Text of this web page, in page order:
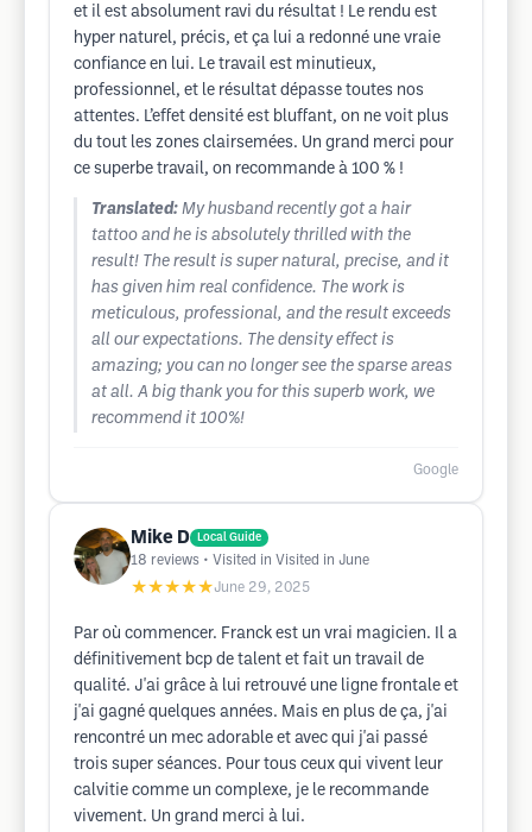
et il est absolument ravi du résultat ! Le rendu est
hyper naturel, précis, et ça lui a redonné une vraie
confiance en lui. Le travail est minutieux,
professionnel, et le résultat dépasse toutes nos
attentes. L’effet densité est bluffant, on ne voit plus
du tout les zones clairsemées. Un grand merci pour
ce superbe travail, on recommande à 100 % !
Translated: My husband recently got a hair
tattoo and he is absolutely thrilled with the
result! The result is super natural, precise, and it
has given him real confidence. The work is
meticulous, professional, and the result exceeds
all our expectations. The density effect is
amazing; you can no longer see the sparse areas
at all. A big thank you for this superb work, we
recommend it 100%!
Google
Mike D Local Guide
18 reviews • Visited in Visited in June
★★★★★June 29, 2025
Par où commencer. Franck est un vrai magicien. Il a
définitivement bcp de talent et fait un travail de
qualité. J'ai grâce à lui retrouvé une ligne frontale et
j'ai gagné quelques années. Mais en plus de ça, j'ai
rencontré un mec adorable et avec qui j'ai passé
trois super séances. Pour tous ceux qui vivent leur
calvitie comme un complexe, je le recommande
vivement. Un grand merci à lui.